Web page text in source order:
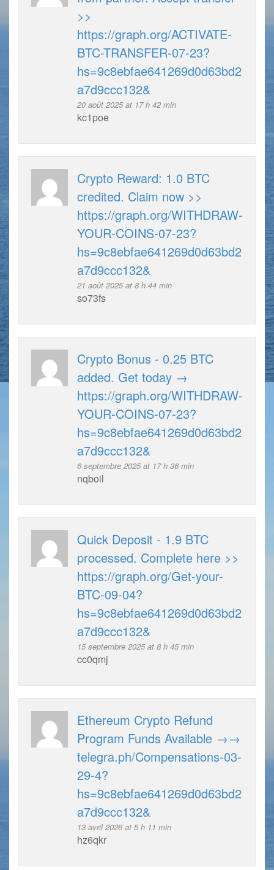
>>
https://graph.org/ACTIVATE-
BTC-TRANSFER-07-23?
hs=9c8ebfae641269d0d63bd2
a7d9ccc132&
20 août 2025 at 17 h 42 min
kc1poe
Crypto Reward: 1.0 BTC
credited. Claim now >>
https://graph.org/WITHDRAW-
YOUR-COINS-07-23?
hs=9c8ebfae641269d0d63bd2
a7d9ccc132&
21 août 2025 at 8 h 44 min
so73fs
Crypto Bonus - 0.25 BTC
added. Get today →
https://graph.org/WITHDRAW-
YOUR-COINS-07-23?
hs=9c8ebfae641269d0d63bd2
a7d9ccc132&
6 septembre 2025 at 17 h 36 min
nqboil
Quick Deposit - 1.9 BTC
processed. Complete here >>
https://graph.org/Get-your-
BTC-09-04?
hs=9c8ebfae641269d0d63bd2
a7d9ccc132&
15 septembre 2025 at 8 h 45 min
cc0qmj
Ethereum Crypto Refund
Program Funds Available →→
telegra.ph/Compensations-03-
29-4?
hs=9c8ebfae641269d0d63bd2
a7d9ccc132&
13 avril 2026 at 5 h 11 min
hz6qkr